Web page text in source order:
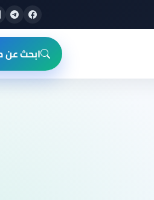
ابحث عن